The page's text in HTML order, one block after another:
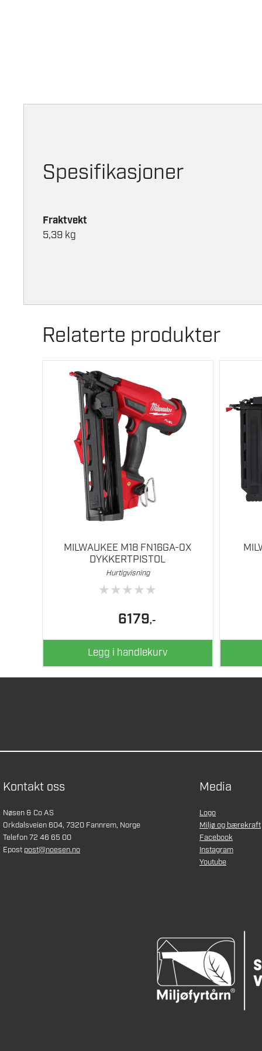
Spesifikasjoner
Fraktvekt
5,39 kg
Relaterte produkter
MILWAUKEE M18 FN16GA-0X
DYKKERTPISTOL
Hurtigvisning
★★★★★
6179,-
Legg i handlekurv
Kontakt oss
Nøsen & Co AS
Orkdalsveien 604, 7320 Fannrem, Norge
Telefon 72 46 65 00
Epost post@noesen.no
Media
Logo
Miljø og bærekraft
Facebook
Instagram
Youtube